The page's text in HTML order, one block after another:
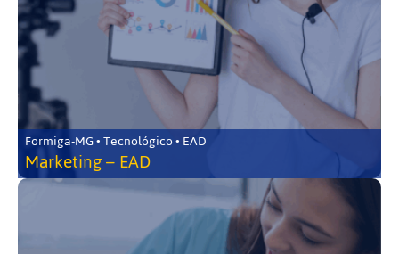
Formiga-MG • Tecnológico • EAD
Marketing – EAD